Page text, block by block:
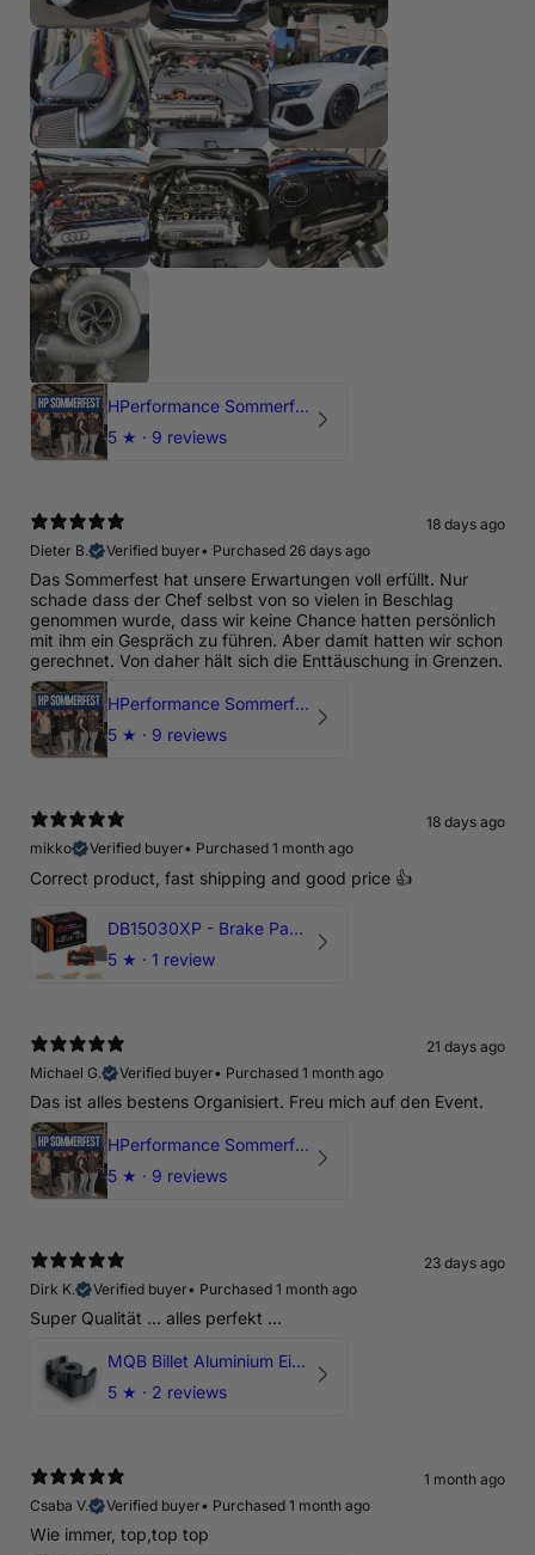
HPerformance Sommerfest 2026
5 ★ · 9 reviews
18 days ago
Dieter B.
Verified buyer• Purchased 26 days ago
Das Sommerfest hat unsere Erwartungen voll erfüllt. Nur
schade dass der Chef selbst von so vielen in Beschlag
genommen wurde, dass wir keine Chance hatten persönlich
mit ihm ein Gespräch zu führen. Aber damit hatten wir schon
gerechnet. Von daher hält sich die Enttäuschung in Grenzen.
HPerformance Sommerfest 2026
5 ★ · 9 reviews
18 days ago
mikko
Verified buyer• Purchased 1 month ago
Correct product, fast shipping and good price 👍
DB15030XP - Brake Pads Xtreme Performance | Front Axle
5 ★ · 1 review
21 days ago
Michael G.
Verified buyer• Purchased 1 month ago
Das ist alles bestens Organisiert. Freu mich auf den Event.
HPerformance Sommerfest 2026
5 ★ · 9 reviews
23 days ago
Dirk K.
Verified buyer• Purchased 1 month ago
Super Qualität ... alles perfekt ...
MQB Billet Aluminium Einsatz Drehmomentstütze - DOGBONE für Audi RS3, TTRS, RSQ3
5 ★ · 2 reviews
1 month ago
Csaba V.
Verified buyer• Purchased 1 month ago
Wie immer, top,top top